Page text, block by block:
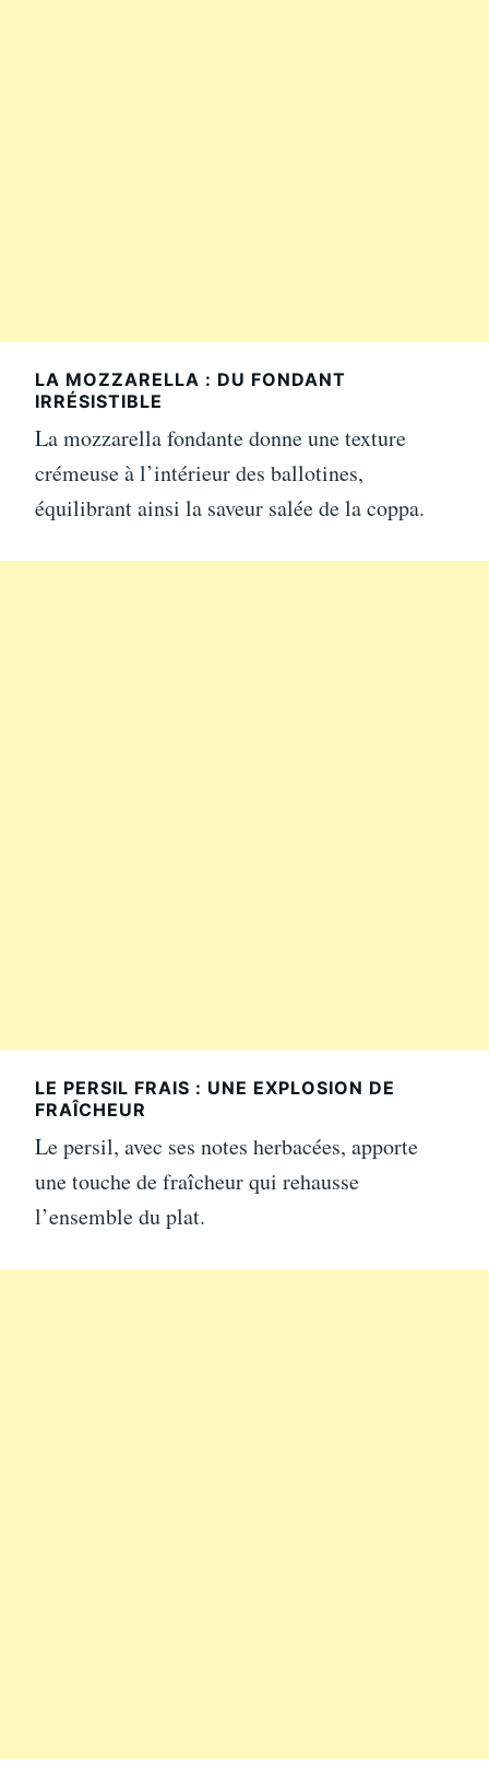
LA MOZZARELLA : DU FONDANT
IRRÉSISTIBLE
La mozzarella fondante donne une texture
crémeuse à l’intérieur des ballotines,
équilibrant ainsi la saveur salée de la coppa.
LE PERSIL FRAIS : UNE EXPLOSION DE
FRAÎCHEUR
Le persil, avec ses notes herbacées, apporte
une touche de fraîcheur qui rehausse
l’ensemble du plat.